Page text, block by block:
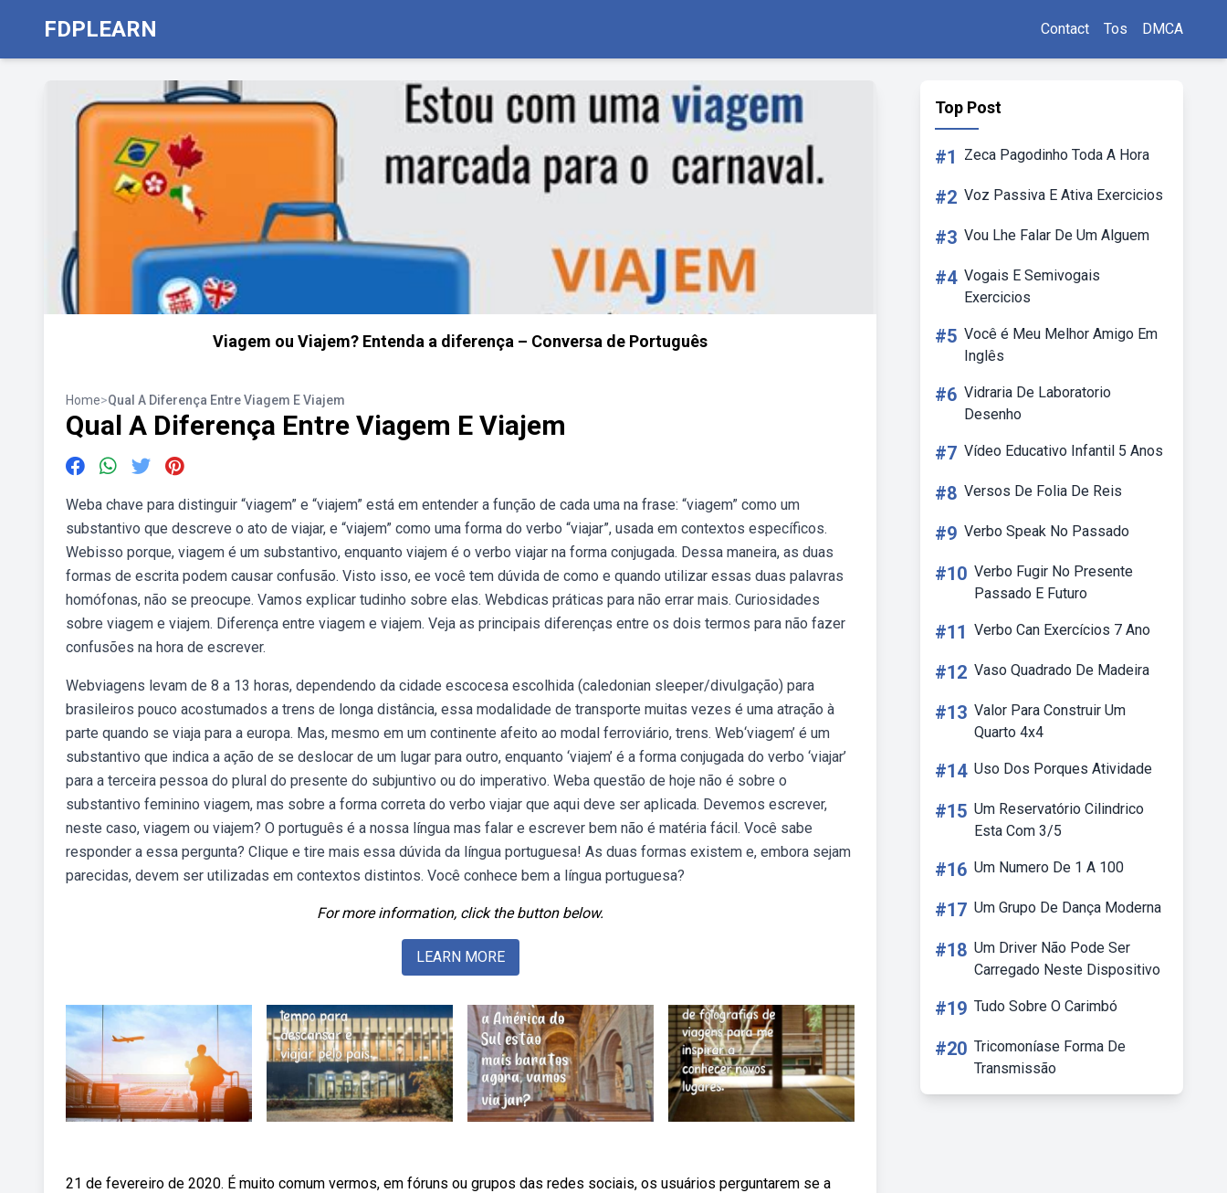
FDPLEARN Contact Tos DMCA
Viagem ou Viajem? Entenda a diferença – Conversa de Português
Home>Qual A Diferença Entre Viagem E Viajem
Qual A Diferença Entre Viagem E Viajem
Weba chave para distinguir “viagem” e “viajem” está em entender a função de cada uma na frase: “viagem” como um
substantivo que descreve o ato de viajar, e “viajem” como uma forma do verbo “viajar”, usada em contextos específicos.
Webisso porque, viagem é um substantivo, enquanto viajem é o verbo viajar na forma conjugada. Dessa maneira, as duas
formas de escrita podem causar confusão. Visto isso, ee você tem dúvida de como e quando utilizar essas duas palavras
homófonas, não se preocupe. Vamos explicar tudinho sobre elas. Webdicas práticas para não errar mais. Curiosidades
sobre viagem e viajem. Diferença entre viagem e viajem. Veja as principais diferenças entre os dois termos para não fazer
confusões na hora de escrever.
Webviagens levam de 8 a 13 horas, dependendo da cidade escocesa escolhida (caledonian sleeper/divulgação) para
brasileiros pouco acostumados a trens de longa distância, essa modalidade de transporte muitas vezes é uma atração à
parte quando se viaja para a europa. Mas, mesmo em um continente afeito ao modal ferroviário, trens. Web‘viagem’ é um
substantivo que indica a ação de se deslocar de um lugar para outro, enquanto ‘viajem’ é a forma conjugada do verbo ‘viajar’
para a terceira pessoa do plural do presente do subjuntivo ou do imperativo. Weba questão de hoje não é sobre o
substantivo feminino viagem, mas sobre a forma correta do verbo viajar que aqui deve ser aplicada. Devemos escrever,
neste caso, viagem ou viajem? O português é a nossa língua mas falar e escrever bem não é matéria fácil. Você sabe
responder a essa pergunta? Clique e tire mais essa dúvida da língua portuguesa! As duas formas existem e, embora sejam
parecidas, devem ser utilizadas em contextos distintos. Você conhece bem a língua portuguesa?
For more information, click the button below.
LEARN MORE
21 de fevereiro de 2020. É muito comum vermos, em fóruns ou grupos das redes sociais, os usuários perguntarem se a
Top Post
#1 Zeca Pagodinho Toda A Hora
#2 Voz Passiva E Ativa Exercicios
#3 Vou Lhe Falar De Um Alguem
#4 Vogais E Semivogais
Exercicios
#5 Você é Meu Melhor Amigo Em
Inglês
#6 Vidraria De Laboratorio
Desenho
#7 Vídeo Educativo Infantil 5 Anos
#8 Versos De Folia De Reis
#9 Verbo Speak No Passado
#10 Verbo Fugir No Presente
Passado E Futuro
#11 Verbo Can Exercícios 7 Ano
#12 Vaso Quadrado De Madeira
#13 Valor Para Construir Um
Quarto 4x4
#14 Uso Dos Porques Atividade
#15 Um Reservatório Cilindrico
Esta Com 3/5
#16 Um Numero De 1 A 100
#17 Um Grupo De Dança Moderna
#18 Um Driver Não Pode Ser
Carregado Neste Dispositivo
#19 Tudo Sobre O Carimbó
#20 Tricomoníase Forma De
Transmissão